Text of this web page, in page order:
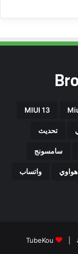
MIUI 13
تحديث
سامسونج
هواوي واتساب
TubeKou